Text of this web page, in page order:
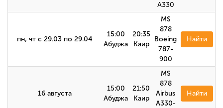
А330
пн, чт с 29.03 по 29.04
15:00
Абуджа
20:35
Каир
MS
878
Boeing
787-
900
Найти
16 августа
15:00
Абуджа
21:50
Каир
MS
878
Airbus
А330-
Найти